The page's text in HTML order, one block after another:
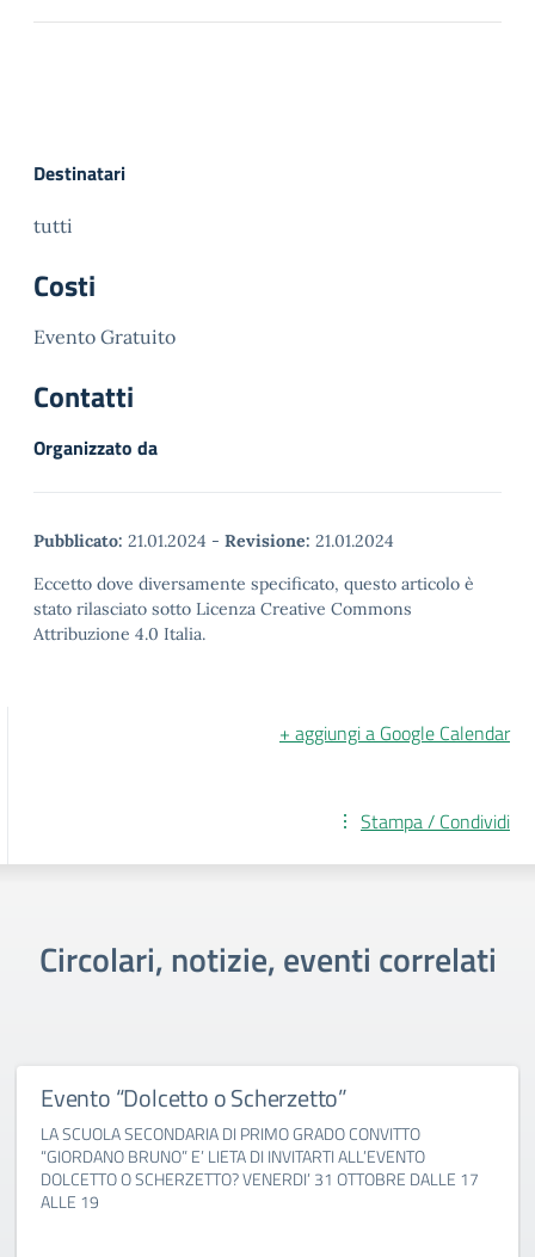
Destinatari
tutti
Costi
Evento Gratuito
Contatti
Organizzato da
Pubblicato: 21.01.2024 - Revisione: 21.01.2024
Eccetto dove diversamente specificato, questo articolo è
stato rilasciato sotto Licenza Creative Commons
Attribuzione 4.0 Italia.
+ aggiungi a Google Calendar
Stampa / Condividi
Circolari, notizie, eventi correlati
Evento “Dolcetto o Scherzetto”
LA SCUOLA SECONDARIA DI PRIMO GRADO CONVITTO
“GIORDANO BRUNO” E’ LIETA DI INVITARTI ALL’EVENTO
DOLCETTO O SCHERZETTO? VENERDI’ 31 OTTOBRE DALLE 17
ALLE 19